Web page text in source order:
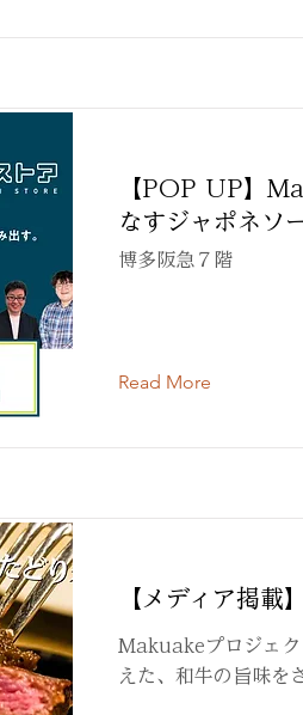
【POP UP】
なすジャポネソ
博多阪急７階
Read More
【メディア掲載
Makuakeプロジェク
えた、和牛の旨味を